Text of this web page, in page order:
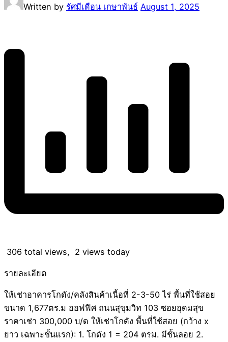
Written by รัศมีเดือน เกษาพันธ์ August 1, 2025
306 total views, 2 views today
รายละเอียด
ให้เช่าอาคารโกดัง/คลังสินค้าเนื้อที่ 2-3-50 ไร่ พื้นที่ใช้สอย
ขนาด 1,677ตร.ม ออฟฟิศ ถนนสุขุมวิท 103 ซอยอุดมสุข
ราคาเช่า 300,000 บ/ด ให้เช่าโกดัง พื้นที่ใช้สอย (กว้าง x
ยาว เฉพาะชั้นแรก): 1. โกดัง 1 = 204 ตรม. มีชั้นลอย 2.